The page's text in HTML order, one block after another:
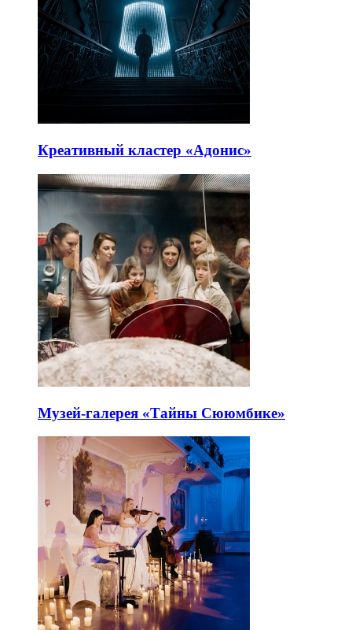
Креативный кластер «Адонис»
Музей-галерея «Тайны Сююмбике»